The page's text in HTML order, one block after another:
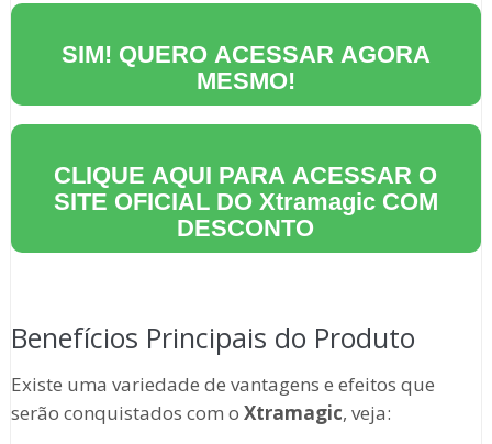
SIM! QUERO ACESSAR AGORA
MESMO!
CLIQUE AQUI PARA ACESSAR O
SITE OFICIAL DO XtramagicCOM
DESCONTO
Benefícios Principais do Produto
Existe uma variedade de vantagens e efeitos que
serão conquistados com o Xtramagic, veja: